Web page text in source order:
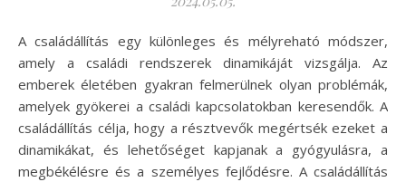
A családállítás egy különleges és mélyreható módszer,
amely a családi rendszerek dinamikáját vizsgálja. Az
emberek életében gyakran felmerülnek olyan problémák,
amelyek gyökerei a családi kapcsolatokban keresendők. A
családállítás célja, hogy a résztvevők megértsék ezeket a
dinamikákat, és lehetőséget kapjanak a gyógyulásra, a
megbékélésre és a személyes fejlődésre. A családállítás